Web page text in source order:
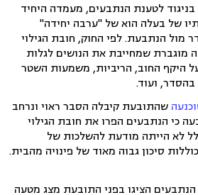
לטענת הנתבעים, מעמדה היחיד
של בעלה הוא של "ערבה יחידה"
מול הנתבעת. לפי החוק, חובת הגילוי
מוגברת שמחייבת את הנושים לגלות
היקף החוב, הריביות, משמעות השטר
ועוד.
שהתובעת קיבלה הסבר ראוי ונרחב
כי הנתבעים הפרו את חובת הגילוי
לא הייתה מודעת להשלכות של
סיכון גבוה מאוד של פינויה מהבית.
הציגו בפני התובעת מצג מטעה